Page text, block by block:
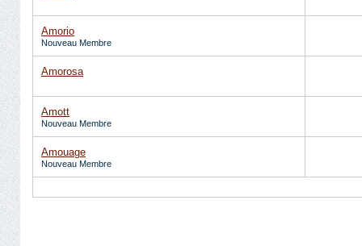
Amorio
Nouveau Membre
Amorosa
Amott
Nouveau Membre
Amouage
Nouveau Membre